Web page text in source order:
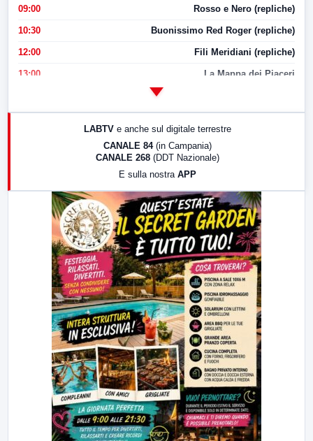
09:00 Rosso e Nero (repliche)
10:30 Buonissimo Red Roger (repliche)
12:00 Fili Meridiani (repliche)
13:00 La Mappa dei Piaceri
LabNews (replica)
LABTV e anche sul digitale terrestre
CANALE 84 (in Campania)
CANALE 268 (DDT Nazionale)
E sulla nostra APP